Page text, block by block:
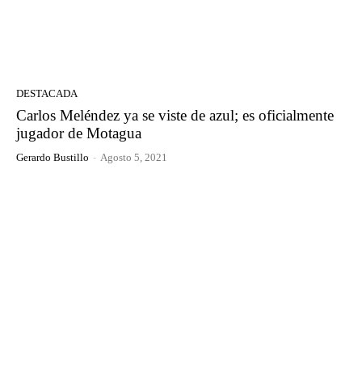
DESTACADA
Carlos Meléndez ya se viste de azul; es oficialmente
jugador de Motagua
Gerardo Bustillo - Agosto 5, 2021